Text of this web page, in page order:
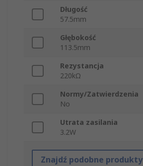
Długość
57.5mm
Głębokość
113.5mm
Rezystancja
220kΩ
Normy/Zatwierdzenia
No
Utrata zasilania
3.2W
Znajdź podobne produkty